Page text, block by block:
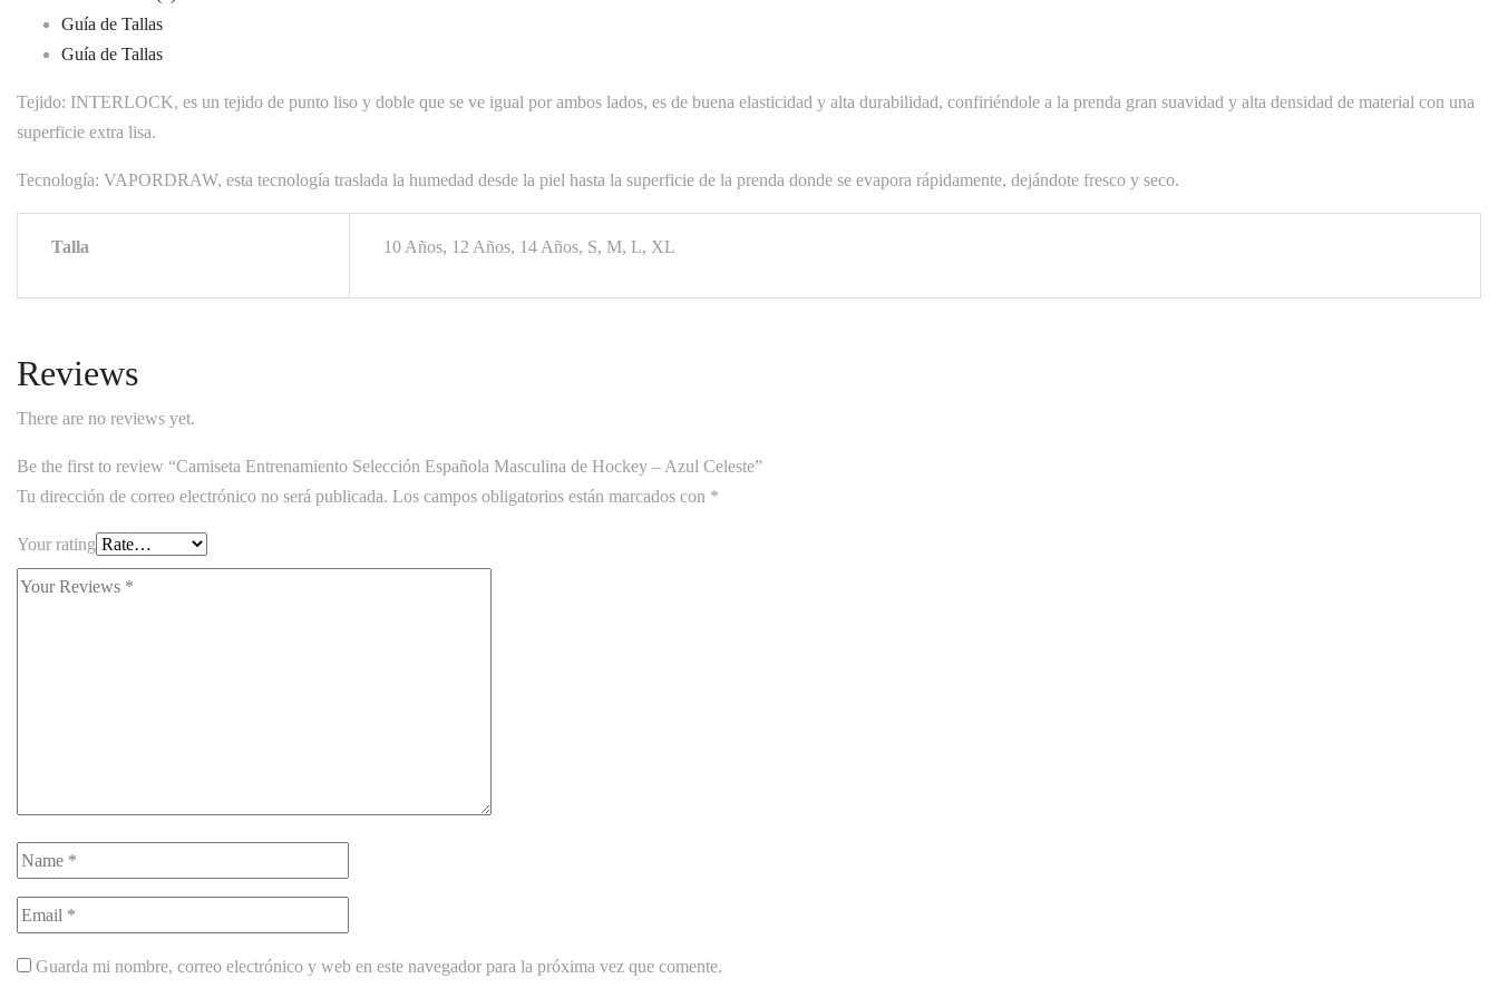
Guía de Tallas
Guía de Tallas
Tejido: INTERLOCK, es un tejido de punto liso y doble que se ve igual por ambos lados, es de buena elasticidad y alta durabilidad, confiriéndole a la prenda gran suavidad y alta densidad de material con una
superficie extra lisa.
Tecnología: VAPORDRAW, esta tecnología traslada la humedad desde la piel hasta la superficie de la prenda donde se evapora rápidamente, dejándote fresco y seco.
Talla 10 Años, 12 Años, 14 Años, S, M, L, XL
Reviews
There are no reviews yet.
Be the first to review “Camiseta Entrenamiento Selección Española Masculina de Hockey – Azul Celeste”
Tu dirección de correo electrónico no será publicada. Los campos obligatorios están marcados con *
Your rating
Guarda mi nombre, correo electrónico y web en este navegador para la próxima vez que comente.